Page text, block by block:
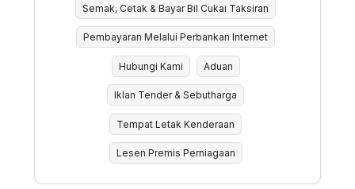
Semak, Cetak & Bayar Bil Cukai Taksiran
Pembayaran Melalui Perbankan Internet
Hubungi Kami Aduan
Iklan Tender & Sebutharga
Tempat Letak Kenderaan
Lesen Premis Perniagaan